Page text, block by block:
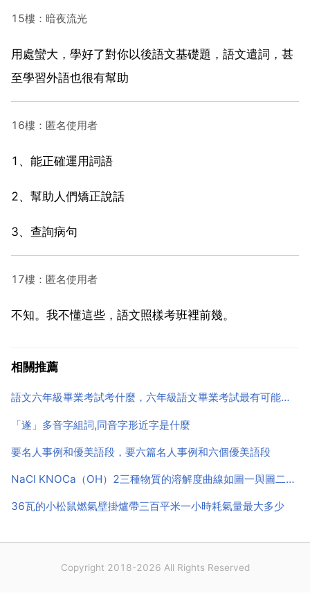
15樓：暗夜流光
用處蠻大，學好了對你以後語文基礎題，語文遣詞，甚
至學習外語也很有幫助
16樓：匿名使用者
1、能正確運用詞語
2、幫助人們矯正說話
3、查詢病句
17樓：匿名使用者
不知。我不懂這些，語文照樣考班裡前幾。
相關推薦
語文六年級畢業考試考什麼，六年級語文畢業考試最有可能考到的作文是什麼
「遂」多音字組詞,同音字形近字是什麼
要名人事例和優美語段，要六篇名人事例和六個優美語段
NaCl KNOCa（OH）2三種物質的溶解度曲線如圖一與圖二所示請回答 （1）由圖一可知，20時氯化鈉的
36瓦的小松鼠燃氣壁掛爐帶三百平米一小時耗氣量最大多少
Copyright 2018-2026 All Rights Reserved